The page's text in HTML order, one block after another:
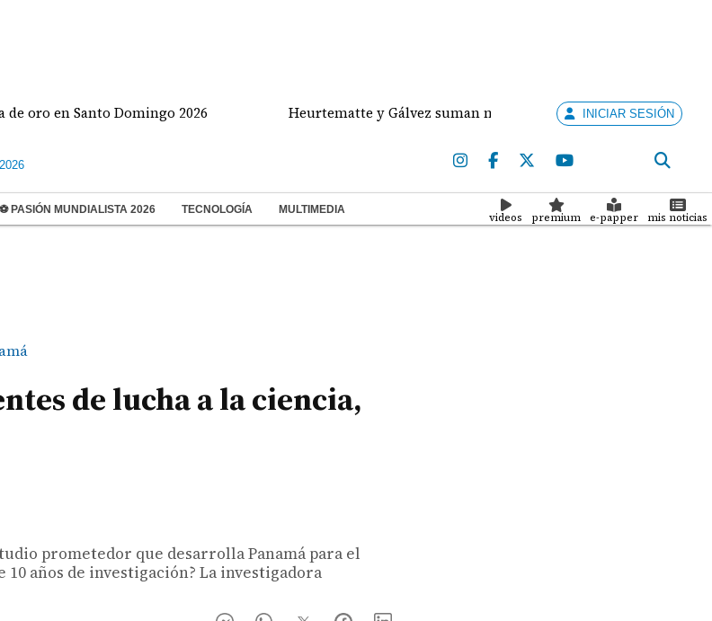
Santo Domingo 2026 Heurtematte y Gálvez suman medallas de plata y bronce para Panamá
INICIAR SESIÓN
⚽ PASIÓN MUNDIALISTA 2026 TECNOLOGÍA MULTIMEDIA
videos premium e-papper mis noticias
de lucha a la ciencia,
prometedor que desarrolla Panamá para el
10 años de investigación? La investigadora